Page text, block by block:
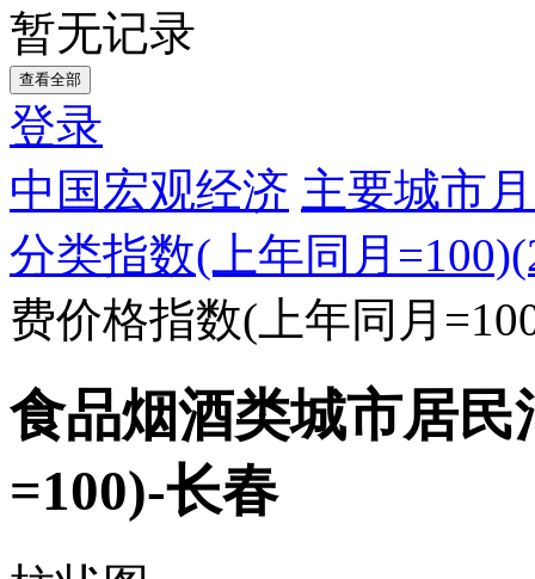
暂无记录
查看全部
登录
中国宏观经济 主要城市
分类指数(上年同月
费价格指数(上年同月
食品烟酒类城市居
=100)-长春